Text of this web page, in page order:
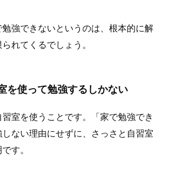
強できないというのは、根本的に解
れてくるでしょう。
を使って勉強するしかない
室を使うことです。「家で勉強でき
ない理由にせずに、さっさと自習室
す。